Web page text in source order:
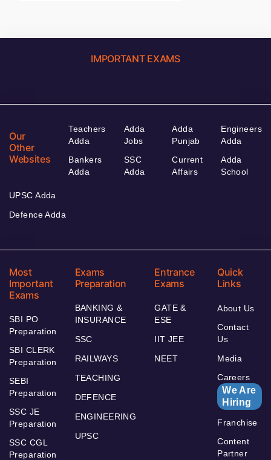
IMPORTANT EXAMS
Our
Other
Websites
Teachers
Adda
Bankers
Adda
Adda
Jobs
SSC
Adda
Adda
Punjab
Current
Affairs
Engineers
Adda
Adda
School
UPSC Adda
Defence Adda
Most
Important
Exams
SBI PO
Preparation
SBI CLERK
Preparation
SEBI
Preparation
SSC JE
Preparation
SSC CGL
Preparation
Exams
Preparation
BANKING &
INSURANCE
SSC
RAILWAYS
TEACHING
DEFENCE
ENGINEERING
UPSC
Entrance
Exams
GATE &
ESE
IIT JEE
NEET
Quick
Links
About Us
Contact
Us
Media
Careers
We Are
Hiring
Franchise
Content
Partner